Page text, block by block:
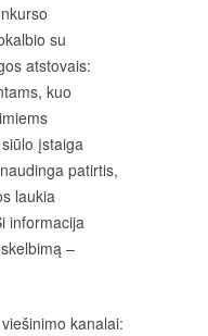
su
atstovais:
kuo
įstaiga
patirtis,
laukia
informacija
–
kanalai: